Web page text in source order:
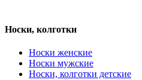
Носки, колготки
Носки женские
Носки мужские
Носки, колготки детские